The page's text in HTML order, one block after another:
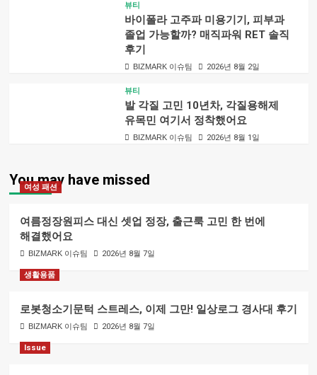
뷰티
바이폴라 고주파 미용기기, 피부과
졸업 가능할까? 매직파워 RET 솔직
후기
BIZMARK 이슈팀 2026년 8월 2일
뷰티
발 각질 고민 10년차, 각질용해제
유목민 여기서 정착했어요
BIZMARK 이슈팀 2026년 8월 1일
You may have missed
여성 패션
여름정장원피스 대신 셋업 정장, 출근룩 고민 한 번에
해결했어요
BIZMARK 이슈팀 2026년 8월 7일
생활용품
로봇청소기문턱 스트레스, 이제 그만! 일상로그 경사대 후기
BIZMARK 이슈팀 2026년 8월 7일
Issue